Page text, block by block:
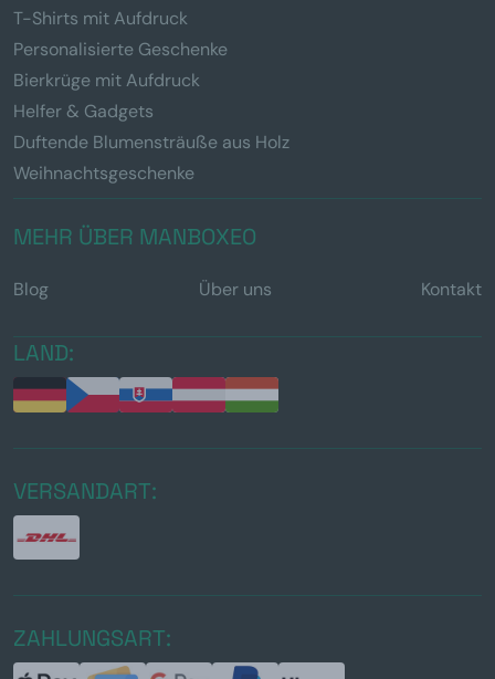
T-Shirts mit Aufdruck
Personalisierte Geschenke
Bierkrüge mit Aufdruck
Helfer & Gadgets
Duftende Blumensträuße aus Holz
Weihnachtsgeschenke
MEHR ÜBER MANBOXEO
Blog Über uns Kontakt
LAND:
VERSANDART:
ZAHLUNGSART: